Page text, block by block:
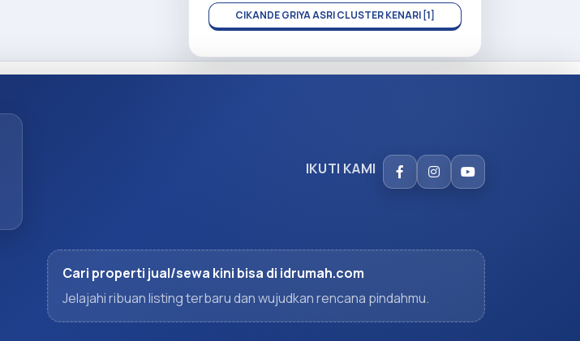
CIKANDE GRIYA ASRI CLUSTER KENARI [1]
IKUTI KAMI
Cari properti jual/sewa kini bisa di idrumah.com
Jelajahi ribuan listing terbaru dan wujudkan rencana pindahmu.